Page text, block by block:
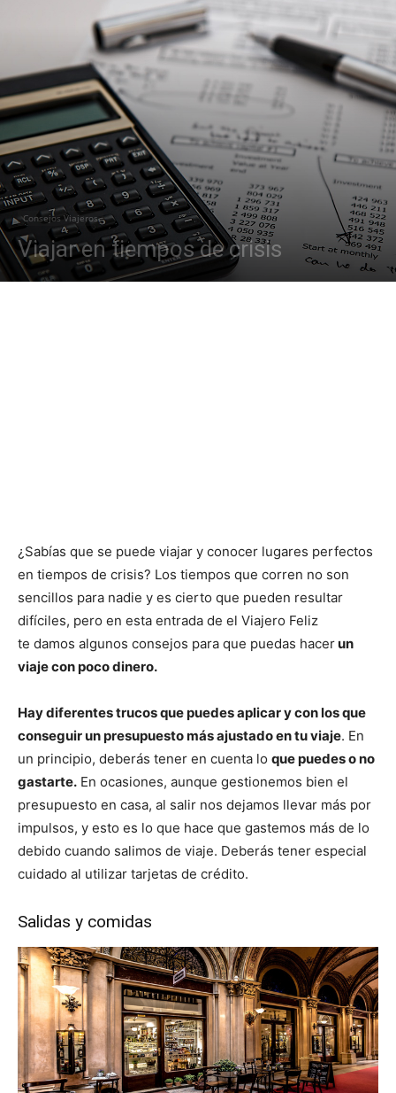
Consejos Viajeros
Viajar en tiempos de crisis
¿Sabías que se puede viajar y conocer lugares perfectos
en tiempos de crisis? Los tiempos que corren no son
sencillos para nadie y es cierto que pueden resultar
difíciles, pero en esta entrada de el Viajero Feliz
te damos algunos consejos para que puedas hacerun
viaje con poco dinero.
Hay diferentes trucos que puedes aplicar y con los que
conseguir un presupuesto más ajustado en tu viaje. En
un principio, deberás tener en cuenta lo que puedes o no
gastarte. En ocasiones, aunque gestionemos bien el
presupuesto en casa, al salir nos dejamos llevar más por
impulsos, y esto es lo que hace que gastemos más de lo
debido cuando salimos de viaje. Deberás tener especial
cuidado al utilizar tarjetas de crédito.
Salidas y comidas